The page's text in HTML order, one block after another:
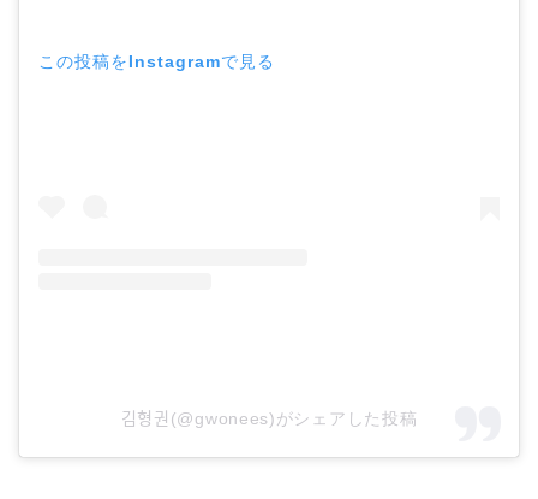
この投稿をInstagramで見る
김형권(@gwonees)がシェアした投稿